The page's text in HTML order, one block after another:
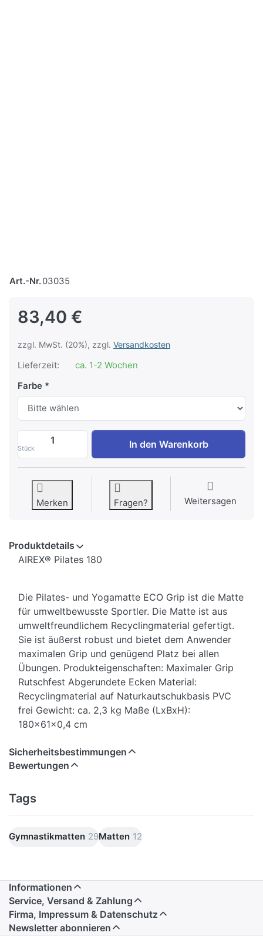
Art.-Nr.03035
83,40 €
zzgl. MwSt. (20%), zzgl. Versandkosten
Lieferzeit:
ca. 1-2 Wochen
Farbe
Stück
AIREX Pilates- und Yogamatte ECO
In den Warenkorb
Merken Fragen? Weitersagen
Produktdetails
AIREX® Pilates 180
Die Pilates- und Yogamatte ECO Grip ist die Matte
für umweltbewusste Sportler. Die Matte ist aus
umweltfreundlichem Recyclingmaterial gefertigt.
Sie ist äußerst robust und bietet dem Anwender
maximalen Grip und genügend Platz bei allen
Übungen. Produkteigenschaften: Maximaler Grip
Rutschfest Abgerundete Ecken Material:
Recyclingmaterial auf Naturkautschukbasis PVC
frei Gewicht: ca. 2,3 kg Maße (LxBxH):
180x61x0,4 cm
Sicherheitsbestimmungen
Bewertungen
Tags
Gymnastikmatten 29Matten 12
Informationen
Service, Versand & Zahlung
Firma, Impressum & Datenschutz
Newsletter abonnieren